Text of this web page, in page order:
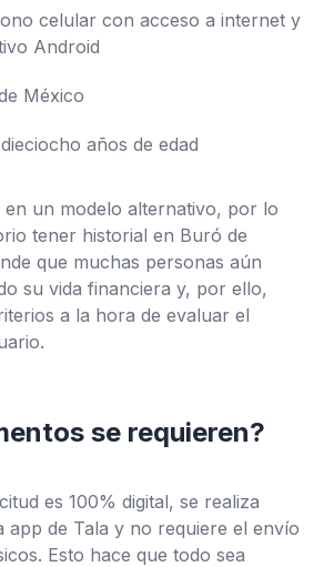
celular con acceso a internet y
Android
México
años de edad
en un modelo alternativo, por lo
tener historial en Buró de
que muchas personas aún
su vida financiera y, por ello,
a la hora de evaluar el
se requieren?
es 100% digital, se realiza
app de Tala y no requiere el envío
Esto hace que todo sea